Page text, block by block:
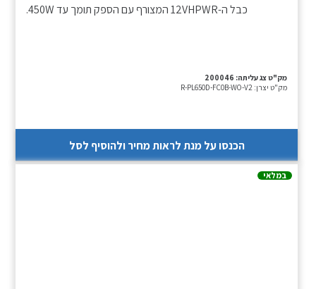
כבל ה-12VHPWR המצורף עם הספק תומך עד 450W.
מק"ט צג עליתה: 200046
מק"ט יצרן: R-PL650D-FC0B-WO-V2
הכנסו על מנת לראות מחיר ולהוסיף לסל
במלאי